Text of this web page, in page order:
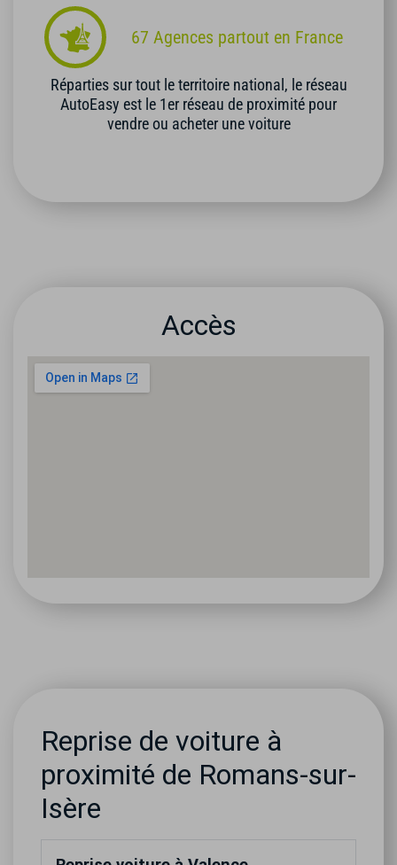
67 Agences partout en France
Réparties sur tout le territoire national, le réseau
AutoEasy est le 1er réseau de proximité pour
vendre ou acheter une voiture
Accès
Reprise de voiture à
proximité de Romans-sur-
Isère